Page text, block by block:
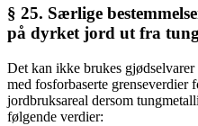
§ 25. Særlige
på dyrket jord ut fra
Det kan ikke brukes
med fosforbaserte grenseverdier
jordbruksareal dersom
følgende verdier: